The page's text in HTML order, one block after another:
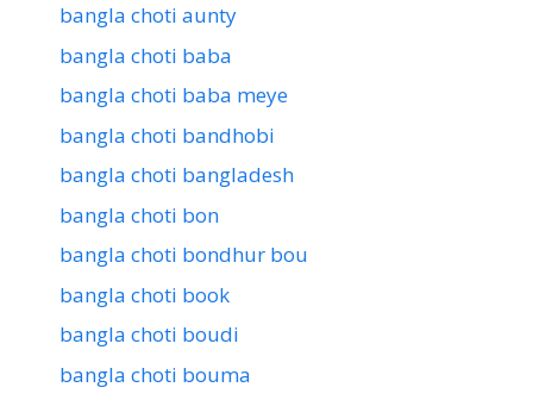
bangla choti aunty
bangla choti baba
bangla choti baba meye
bangla choti bandhobi
bangla choti bangladesh
bangla choti bon
bangla choti bondhur bou
bangla choti book
bangla choti boudi
bangla choti bouma